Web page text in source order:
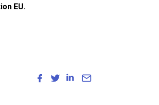
EU.